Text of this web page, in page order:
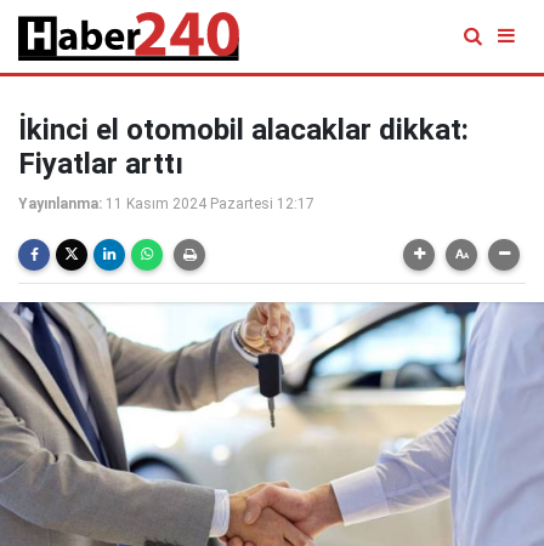
İkinci el otomobil alacaklar dikkat:
Fiyatlar arttı
Yayınlanma: 11 Kasım 2024 Pazartesi 12:17